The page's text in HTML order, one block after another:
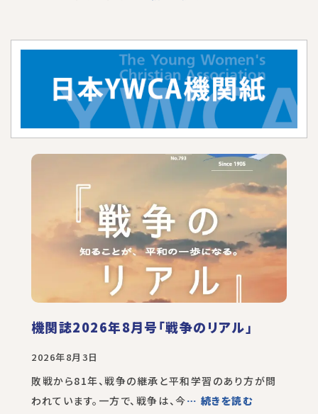
機関誌2026年8月号「戦争のリアル」
2026年8月3日
敗戦から81年、戦争の継承と平和学習のあり方が問
われています。一方で、戦争は、今… 続きを読む